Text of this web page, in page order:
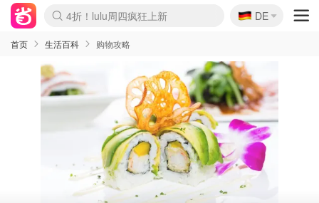
Boticinal 夏促开抢！
4折！lulu周四疯狂上新
还没结束！&OtherStories大促
Joybuy变相75折 随时失效
速领！Stanley独家85折
疑似霸哥！Camper额外叠85折
Zalando 奥莱闪促！每日更新
Moncler反季囤！5折起+叠9折
Coach Brooklyn仅€192
🇩🇪
DE
首页 生活百科 购物攻略